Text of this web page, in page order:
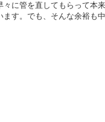
に管を直してもらって本
す。でも、そんな余裕も中